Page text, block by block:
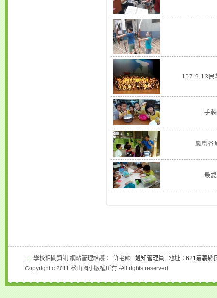
107.9.13民
手
鳳凰谷
最
::: 學校相關資訊:網站管理維護： 許老師 通知管理員 地址： 621嘉義縣
Copyright c 2011 松山國小版權所有 -All rights reserved